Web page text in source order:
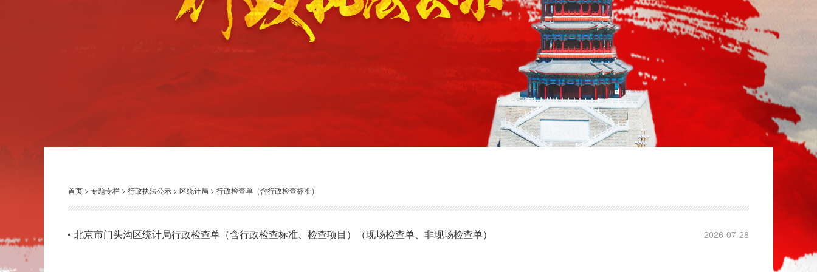
首页 >专题专栏 >行政执法公示 >区统计局 >行政检查单（含行政检查标准）
北京市门头沟区统计局行政检查单（含行政检查标准、检查项目）（现场检查单、非现场检查单） 2026-07-28